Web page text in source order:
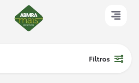
Filtros